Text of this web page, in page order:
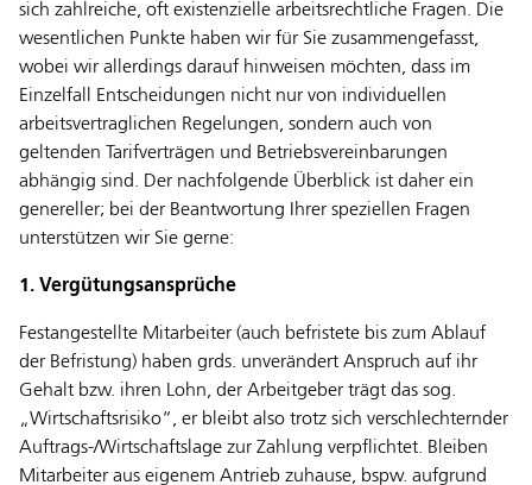
sich zahlreiche, oft existenzielle arbeitsrechtliche Fragen. Die
wesentlichen Punkte haben wir für Sie zusammengefasst,
wobei wir allerdings darauf hinweisen möchten, dass im
Einzelfall Entscheidungen nicht nur von individuellen
arbeitsvertraglichen Regelungen, sondern auch von
geltenden Tarifverträgen und Betriebsvereinbarungen
abhängig sind. Der nachfolgende Überblick ist daher ein
genereller; bei der Beantwortung Ihrer speziellen Fragen
unterstützen wir Sie gerne:
1. Vergütungsansprüche
Festangestellte Mitarbeiter (auch befristete bis zum Ablauf
der Befristung) haben grds. unverändert Anspruch auf ihr
Gehalt bzw. ihren Lohn, der Arbeitgeber trägt das sog.
„Wirtschaftsrisiko“, er bleibt also trotz sich verschlechternder
Auftrags-/Wirtschaftslage zur Zahlung verpflichtet. Bleiben
Mitarbeiter aus eigenem Antrieb zuhause, bspw. aufgrund